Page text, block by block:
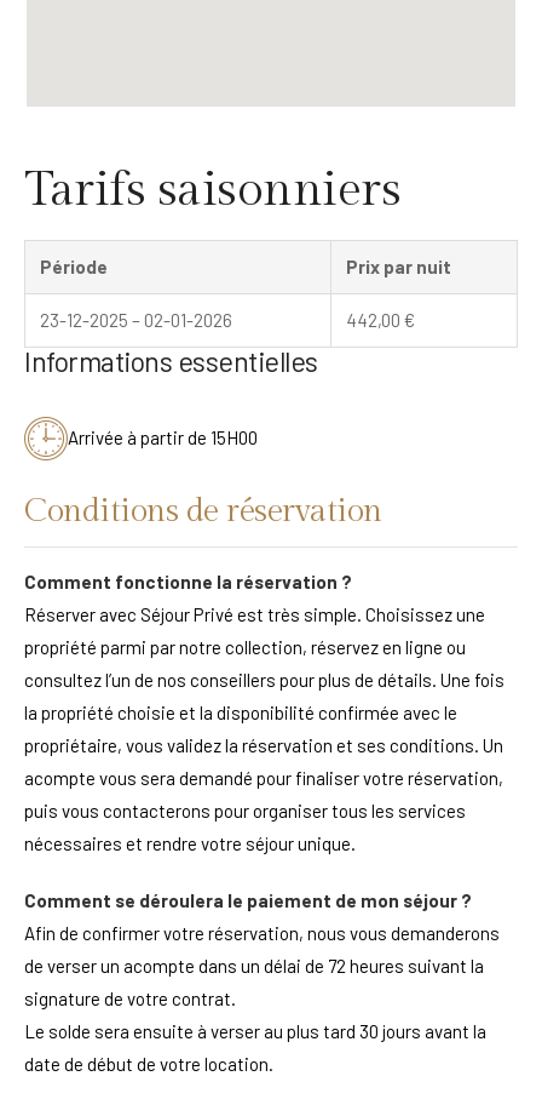
Tarifs saisonniers
Période Prix par nuit
23-12-2025 – 02-01-2026 442,00 €
Informations essentielles
Arrivée à partir de 15H00
Conditions de réservation
Comment fonctionne la réservation ?
Réserver avec Séjour Privé est très simple. Choisissez une
propriété parmi par notre collection, réservez en ligne ou
consultez l’un de nos conseillers pour plus de détails. Une fois
la propriété choisie et la disponibilité confirmée avec le
propriétaire, vous validez la réservation et ses conditions. Un
acompte vous sera demandé pour finaliser votre réservation,
puis vous contacterons pour organiser tous les services
nécessaires et rendre votre séjour unique.
Comment se déroulera le paiement de mon séjour ?
Afin de confirmer votre réservation, nous vous demanderons
de verser un acompte dans un délai de 72 heures suivant la
signature de votre contrat.
Le solde sera ensuite à verser au plus tard 30 jours avant la
date de début de votre location.